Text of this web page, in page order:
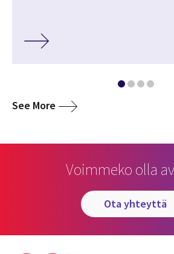
See More media
Voimmeko olla
ota yhteyttä